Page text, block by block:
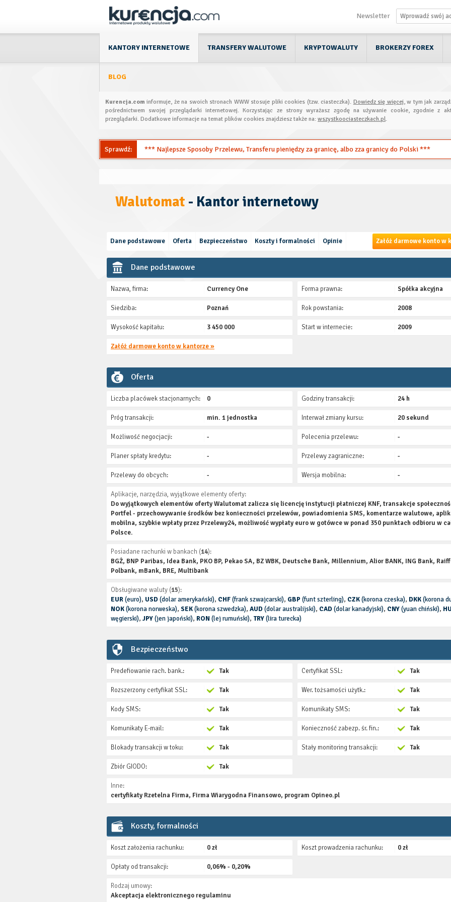
Newsletter
KANTORY INTERNETOWE TRANSFERY WALUTOWE KRYPTOWALUTY BROKERZY FOREX
BLOG
Kurencja.com informuje, że na swoich stronach WWW stosuje pliki cookies (tzw. ciasteczka). Dowiedz się więcej, w tym jak
pośrednictwem swojej przeglądarki internetowej. Korzystając ze strony wyrażasz zgodę na używanie cookie, zgodnie z
przeglądarki. Dodatkowe informacje na temat plików cookies znajdziesz także na: wszystkoociasteczkach.pl.
Sprawdź: *** Najlepsze Sposoby Przelewu, Transferu pieniędzy za granicę, albo zza granicy do Polski ***
Walutomat - Kantor internetowy
Załóż darmowe konto w
Dane podstawowe Oferta Bezpieczeństwo Koszty i formalności Opinie
Dane podstawowe
Nazwa, firma: Currency One Forma prawna: Spółka akcyjna
Siedziba: Poznań Rok powstania: 2008
Wysokość kapitału: 3 450 000 Start w internecie: 2009
Załóż darmowe konto w kantorze »
Oferta
Liczba placówek stacjonarnych: 0 Godziny transakcji: 24 h
Próg transakcji: min. 1 jednostka Interwał zmiany kursu: 20 sekund
Możliwość negocjacji: - Polecenia przelewu: -
Planer spłaty kredytu: - Przelewy zagraniczne: -
Przelewy do obcych: - Wersja mobilna: -
Aplikacje, narzędzia, wyjątkowe elementy oferty:
Do wyjątkowych elementów oferty Walutomat zalicza się licencję instytucji płatniczej KNF, transakcje
Portfel - przechowywanie środków bez konieczności przelewów, powiadomienia SMS, komentarze walutowe,
mobilna, szybkie wpłaty przez Przelewy24, możliwość wypłaty euro w gotówce w ponad 350 punktach odbioru w
Polsce.
Posiadane rachunki w bankach (14):
BGŻ, BNP Paribas, Idea Bank, PKO BP, Pekao SA, BZ WBK, Deutsche Bank, Millennium, Alior BANK, ING Bank,
Polbank, mBank, BRE, Multibank
Obsługiwane waluty (15):
EUR(euro), USD (dolar amerykański), CHF(frank szwajcarski), GBP (funt szterling), CZK(korona czeska), DKK(korona
NOK(korona norweska), SEK(korona szwedzka), AUD (dolar australijski), CAD (dolar kanadyjski), CNY(yuan chiński),
węgierski), JPY(jen japoński), RON(lej rumuński), TRY(lira turecka)
Bezpieczeństwo
Predefiowanie rach. bank.: Tak Certyfikat SSL: Tak
Rozszerzony certyfikat SSL: Tak Wer. tożsamości użytk.: Tak
Kody SMS: Tak Komunikaty SMS: Tak
Komunikaty E-mail: Tak Konieczność zabezp. śr. fin.: Tak
Blokady transakcji w toku: Tak Stały monitoring transakcji: Tak
Zbiór GIODO: Tak
Inne:
certyfikaty Rzetelna Firma, Firma Wiarygodna Finansowo, program Opineo.pl
Koszty, formalności
Koszt założenia rachunku: 0 zł Koszt prowadzenia rachunku: 0 zł
Opłaty od transakcji: 0,06% - 0,20%
Rodzaj umowy:
Akceptacja elektronicznego regulaminu